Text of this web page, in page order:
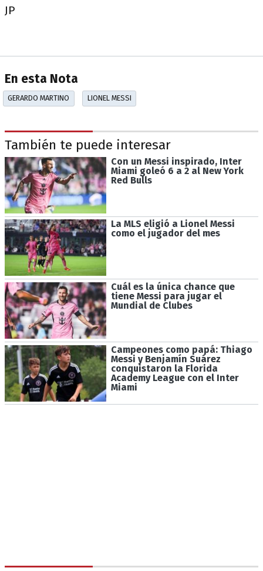
JP
En esta Nota
GERARDO MARTINO LIONEL MESSI
También te puede interesar
Con un Messi inspirado, Inter
Miami goleó 6 a 2 al New York
Red Bulls
La MLS eligió a Lionel Messi
como el jugador del mes
Cuál es la única chance que
tiene Messi para jugar el
Mundial de Clubes
Campeones como papá: Thiago
Messi y Benjamín Suárez
conquistaron la Florida
Academy League con el Inter
Miami